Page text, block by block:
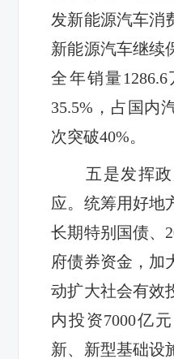
发新能源汽车消
新能源汽车继续
全年销量
35.5%，占国内
次突破40%。
五是发挥政
应。统筹用好地
长期特别国债、
府债券资金，加
动扩大社会有效
内投资7000亿
新、新型基础设